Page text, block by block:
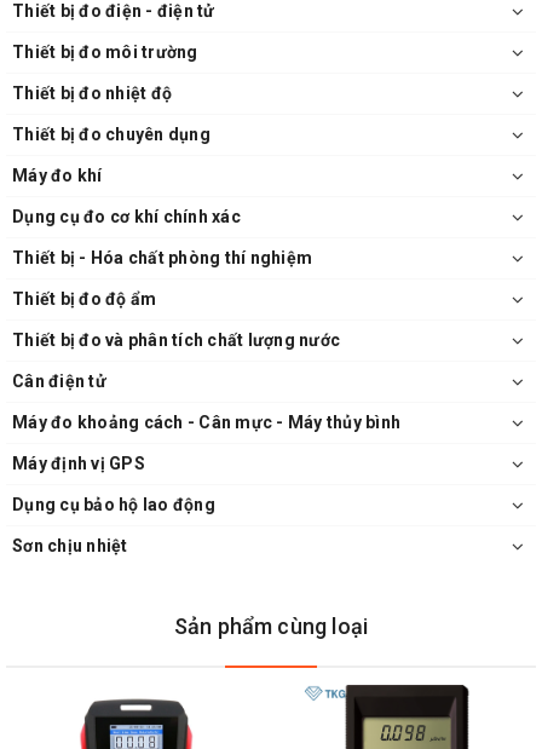
Thiết bị đo điện - điện tử
Thiết bị đo môi trường
Thiết bị đo nhiệt độ
Thiết bị đo chuyên dụng
Máy đo khí
Dụng cụ đo cơ khí chính xác
Thiết bị - Hóa chất phòng thí nghiệm
Thiết bị đo độ ẩm
Thiết bị đo và phân tích chất lượng nước
Cân điện tử
Máy đo khoảng cách - Cân mực - Máy thủy bình
Máy định vị GPS
Dụng cụ bảo hộ lao động
Sơn chịu nhiệt
Sản phẩm cùng loại